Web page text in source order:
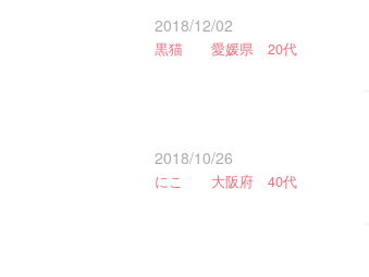
2018/12/02
黒猫 愛媛県 20代
2018/10/26
にこ 大阪府 40代